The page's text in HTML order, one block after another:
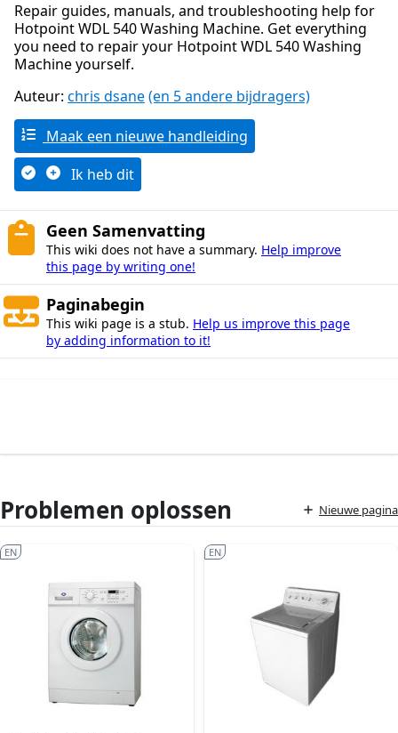
Repair guides, manuals, and troubleshooting help for
Hotpoint WDL 540 Washing Machine. Get everything
you need to repair your Hotpoint WDL 540 Washing
Machine yourself.
Auteur: chris dsane(en 5 andere bijdragers)
Maak een nieuwe handleiding
Ik heb dit
Geen Samenvatting
This wiki does not have a summary. Help improve
this page by writing one!
Paginabegin
This wiki page is a stub. Help us improve this page
by adding information to it!
Problemen oplossen Nieuwe pagina
EN EN